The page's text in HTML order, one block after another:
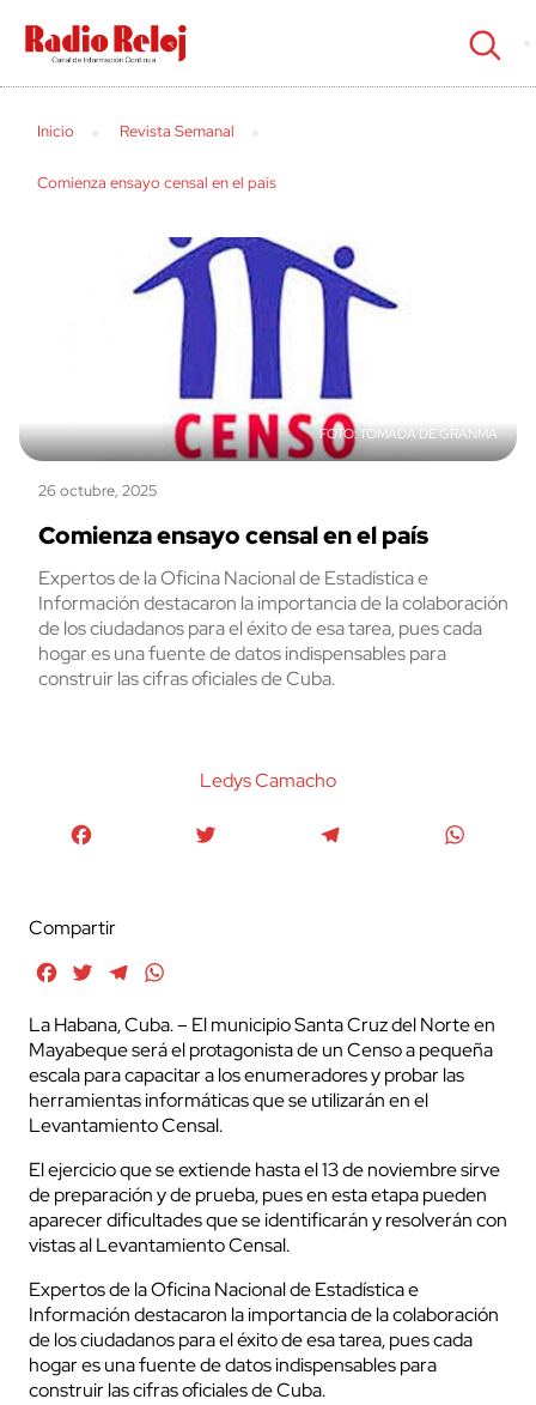
cerrar
Inicio Revista Semanal
Comienza ensayo censal en el país
TOMADA DE GRANMA
26 octubre, 2025
Comienza ensayo censal en el país
Expertos de la Oficina Nacional de Estadística e
Información destacaron la importancia de la colaboración
de los ciudadanos para el éxito de esa tarea, pues cada
hogar es una fuente de datos indispensables para
construir las cifras oficiales de Cuba.
Ledys Camacho
Compartir
FacebookTwitterTelegram
La Habana, Cuba. – El municipio Santa Cruz del Norte en
Mayabeque será el protagonista de un Censo a pequeña
escala para capacitar a los enumeradores y probar las
herramientas informáticas que se utilizarán en el
Levantamiento Censal.
El ejercicio que se extiende hasta el 13 de noviembre sirve
de preparación y de prueba, pues en esta etapa pueden
aparecer dificultades que se identificarán y resolverán con
vistas al Levantamiento Censal.
Expertos de la Oficina Nacional de Estadística e
Información destacaron la importancia de la colaboración
de los ciudadanos para el éxito de esa tarea, pues cada
hogar es una fuente de datos indispensables para
construir las cifras oficiales de Cuba.